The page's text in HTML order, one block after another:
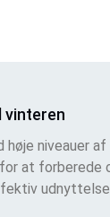
høje
at forberede